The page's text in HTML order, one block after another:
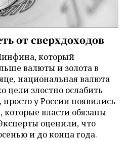
от сверхдоходов
который
валюты и золота в
национальная валюта
цели злостно ослабить
у России появились
которые власти обязаны
оценили, что
и до конца года.